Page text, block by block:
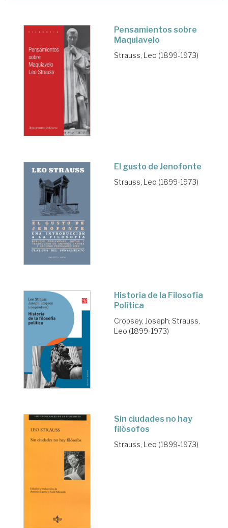
Pensamientos sobre
Maquiavelo
Strauss, Leo (1899-1973)
El gusto de Jenofonte
Strauss, Leo (1899-1973)
Historia de la Filosofía
Política
Cropsey, Joseph; Strauss,
Leo (1899-1973)
Sin ciudades no hay
filósofos
Strauss, Leo (1899-1973)